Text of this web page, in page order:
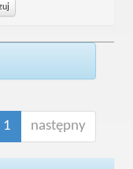
1 następny